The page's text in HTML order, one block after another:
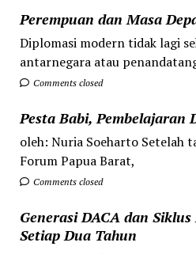
Perempuan dan Masa
Diplomasi modern tidak lagi
antarnegara atau
Comments closed
Pesta Babi, Pembelajaran
oleh: Nuria Soeharto Setelah
Forum Papua Barat,
Comments closed
Generasi DACA dan
Setiap Dua Tahun